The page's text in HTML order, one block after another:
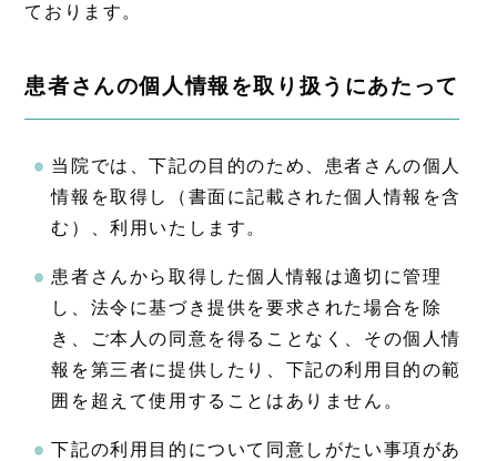
ております。
患者さんの個人情報を取り扱うにあたって
当院では、下記の目的のため、患者さんの個人
情報を取得し（書面に記載された個人情報を含
む）、利用いたします。
患者さんから取得した個人情報は適切に管理
し、法令に基づき提供を要求された場合を除
き、ご本人の同意を得ることなく、その個人情
報を第三者に提供したり、下記の利用目的の範
囲を超えて使用することはありません。
下記の利用目的について同意しがたい事項があ